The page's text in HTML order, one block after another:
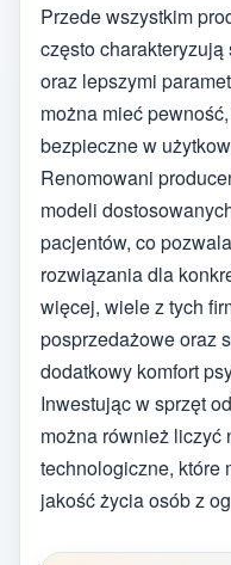
Przede wszystkim
często
oraz lepszymi
można mieć
bezpieczne w
Renomowani
modeli
pacjentów, co
rozwiązania dla
więcej, wiele z tych
posprzedażowe oraz
dodatkowy komfort
Inwestując w sprzęt
można również
technologiczne, które
jakość życia osób z